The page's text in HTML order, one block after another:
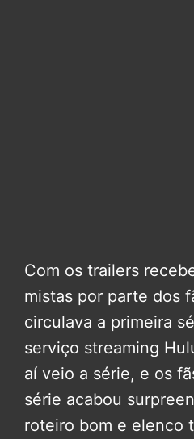
Com os trailers
mistas por parte dos
circulava a primeira
serviço streaming
aí veio a série, e os
série acabou
roteiro bom e elenco